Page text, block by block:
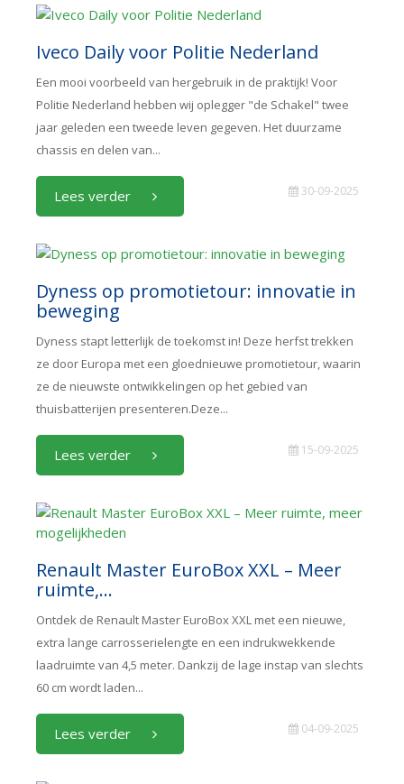
Iveco Daily voor Politie Nederland
Een mooi voorbeeld van hergebruik in de praktijk! Voor
Politie Nederland hebben wij oplegger "de Schakel" twee
jaar geleden een tweede leven gegeven. Het duurzame
chassis en delen van...
Lees verder 30-09-2025
Dyness op promotietour: innovatie in
beweging
Dyness stapt letterlijk de toekomst in! Deze herfst trekken
ze door Europa met een gloednieuwe promotietour, waarin
ze de nieuwste ontwikkelingen op het gebied van
thuisbatterijen presenteren.Deze...
Lees verder 15-09-2025
Renault Master EuroBox XXL – Meer
ruimte,...
Ontdek de Renault Master EuroBox XXL met een nieuwe,
extra lange carrosserielengte en een indrukwekkende
laadruimte van 4,5 meter. Dankzij de lage instap van slechts
60 cm wordt laden...
Lees verder 04-09-2025